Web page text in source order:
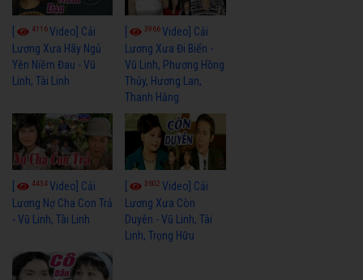
4116Video] Cải
Lương Xưa Hãy Ngủ
Yên Niềm Đau - Vũ
Linh, Tài Linh
3966Video] Cải
Lương Xưa Đi Biển -
Vũ Linh, Phương Hồng
Thủy, Hương Lan,
Thanh Hằng
4434Video] Cải
Lương Nợ Cha Con Trả
- Vũ Linh, Tài Linh
3602Video] Cải
Lương Xưa Còn
Duyên - Vũ Linh, Tài
Linh, Trọng Hữu